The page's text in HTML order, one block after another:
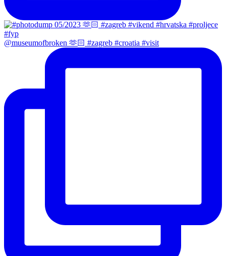
@museumofbroken 🫶🏻 #zagreb #croatia #visit